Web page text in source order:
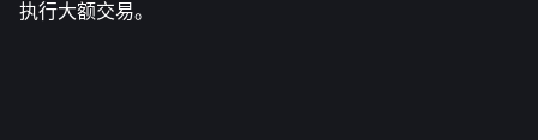
执行大额交易。